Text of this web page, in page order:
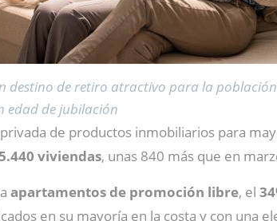
destino de retiro atractivo para la población
edad de jubilación
de productos inmobiliarios para
viviendas, unas 840 más que en
apartamentos de promoción libre, el
en su mayoría en la costa y con una